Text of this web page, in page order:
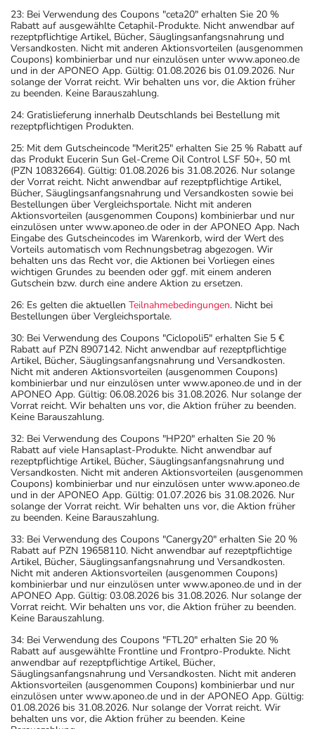
23: Bei Verwendung des Coupons "ceta20" erhalten Sie 20 %
Rabatt auf ausgewählte Cetaphil-Produkte. Nicht anwendbar auf
rezeptpflichtige Artikel, Bücher, Säuglingsanfangsnahrung und
Versandkosten. Nicht mit anderen Aktionsvorteilen (ausgenommen
Coupons) kombinierbar und nur einzulösen unter www.aponeo.de
und in der APONEO App. Gültig: 01.08.2026 bis 01.09.2026. Nur
solange der Vorrat reicht. Wir behalten uns vor, die Aktion früher
zu beenden. Keine Barauszahlung.
24: Gratislieferung innerhalb Deutschlands bei Bestellung mit
rezeptpflichtigen Produkten.
25: Mit dem Gutscheincode "Merit25" erhalten Sie 25 % Rabatt auf
das Produkt Eucerin Sun Gel-Creme Oil Control LSF 50+, 50 ml
(PZN 10832664). Gültig: 01.08.2026 bis 31.08.2026. Nur solange
der Vorrat reicht. Nicht anwendbar auf rezeptpflichtige Artikel,
Bücher, Säuglingsanfangsnahrung und Versandkosten sowie bei
Bestellungen über Vergleichsportale. Nicht mit anderen
Aktionsvorteilen (ausgenommen Coupons) kombinierbar und nur
einzulösen unter www.aponeo.de oder in der APONEO App. Nach
Eingabe des Gutscheincodes im Warenkorb, wird der Wert des
Vorteils automatisch vom Rechnungsbetrag abgezogen. Wir
behalten uns das Recht vor, die Aktionen bei Vorliegen eines
wichtigen Grundes zu beenden oder ggf. mit einem anderen
Gutschein bzw. durch eine andere Aktion zu ersetzen.
26: Es gelten die aktuellen Teilnahmebedingungen. Nicht bei
Bestellungen über Vergleichsportale.
30: Bei Verwendung des Coupons "Ciclopoli5" erhalten Sie 5 €
Rabatt auf PZN 8907142. Nicht anwendbar auf rezeptpflichtige
Artikel, Bücher, Säuglingsanfangsnahrung und Versandkosten.
Nicht mit anderen Aktionsvorteilen (ausgenommen Coupons)
kombinierbar und nur einzulösen unter www.aponeo.de und in der
APONEO App. Gültig: 06.08.2026 bis 31.08.2026. Nur solange der
Vorrat reicht. Wir behalten uns vor, die Aktion früher zu beenden.
Keine Barauszahlung.
32: Bei Verwendung des Coupons "HP20" erhalten Sie 20 %
Rabatt auf viele Hansaplast-Produkte. Nicht anwendbar auf
rezeptpflichtige Artikel, Bücher, Säuglingsanfangsnahrung und
Versandkosten. Nicht mit anderen Aktionsvorteilen (ausgenommen
Coupons) kombinierbar und nur einzulösen unter www.aponeo.de
und in der APONEO App. Gültig: 01.07.2026 bis 31.08.2026. Nur
solange der Vorrat reicht. Wir behalten uns vor, die Aktion früher
zu beenden. Keine Barauszahlung.
33: Bei Verwendung des Coupons "Canergy20" erhalten Sie 20 %
Rabatt auf PZN 19658110. Nicht anwendbar auf rezeptpflichtige
Artikel, Bücher, Säuglingsanfangsnahrung und Versandkosten.
Nicht mit anderen Aktionsvorteilen (ausgenommen Coupons)
kombinierbar und nur einzulösen unter www.aponeo.de und in der
APONEO App. Gültig: 03.08.2026 bis 31.08.2026. Nur solange der
Vorrat reicht. Wir behalten uns vor, die Aktion früher zu beenden.
Keine Barauszahlung.
34: Bei Verwendung des Coupons "FTL20" erhalten Sie 20 %
Rabatt auf ausgewählte Frontline und Frontpro-Produkte. Nicht
anwendbar auf rezeptpflichtige Artikel, Bücher,
Säuglingsanfangsnahrung und Versandkosten. Nicht mit anderen
Aktionsvorteilen (ausgenommen Coupons) kombinierbar und nur
einzulösen unter www.aponeo.de und in der APONEO App. Gültig:
01.08.2026 bis 31.08.2026. Nur solange der Vorrat reicht. Wir
behalten uns vor, die Aktion früher zu beenden. Keine